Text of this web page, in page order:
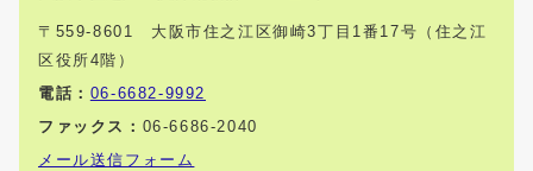
〒559-8601 大阪市住之江区御崎3丁目1番17号（住之江
区役所4階）
電話： 06-6682-9992
ファックス： 06-6686-2040
メール送信フォーム